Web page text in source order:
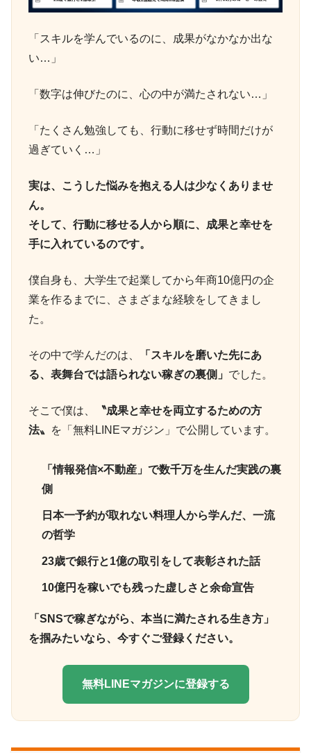
「スキルを学んでいるのに、成果がなかなか出な
い…」
「数字は伸びたのに、心の中が満たされない…」
「たくさん勉強しても、行動に移せず時間だけが
過ぎていく…」
実は、こうした悩みを抱える人は少なくありませ
ん。
そして、行動に移せる人から順に、成果と幸せを
手に入れているのです。
僕自身も、大学生で起業してから年商10億円の企
業を作るまでに、さまざまな経験をしてきまし
た。
その中で学んだのは、
「スキルを磨いた先にあ
る、表舞台では語られない稼ぎの裏側」 でした。
そこで僕は、
〝成果と幸せを両立するための方
法〟
を「無料LINEマガジン」で公開しています。
「情報発信×不動産」で数千万を生んだ実践の裏
側
日本一予約が取れない料理人から学んだ、一流
の哲学
23歳で銀行と1億の取引をして表彰された話
10億円を稼いでも残った虚しさと余命宣告
「SNSで稼ぎながら、本当に満たされる生き方」
を掴みたいなら、今すぐご登録ください。
無料LINEマガジンに登録する